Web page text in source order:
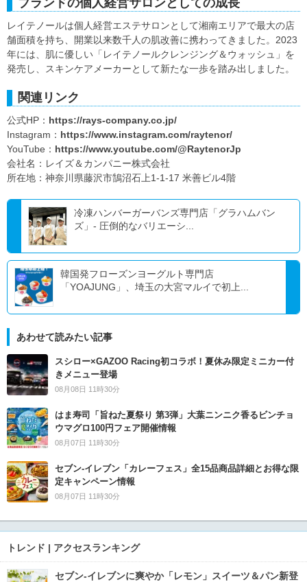
レイテノールは個人経営エステサロンとして湘南エリアで最大の店
舗面積を持ち、開業以来数千人の肌改善に携わってきました。2023
年には、肌に優しい「レイテノールクレンジング＆ウォッシュ」を
発売し、スキンケアメーカーとして新たな一歩を踏み出しました。
関連リンク
公式HP： https://rays-company.co.jp/
Instagram： https://www.instagram.com/raytenor/
YouTube： https://www.youtube.com/@RaytenorJp
会社名：レイズ＆カンパニー株式会社
所在地：神奈川県藤沢市鵠沼石上1-1-17 米善ビル4階
冷凍ハンバーガーバンズ専門店「グラハムバン
ズ」- 圧倒的なバリエーシ...
韓国発フローズンヨーグルト専門店
「YOAJUNG」、埼玉の大宮マルイで初上...
あわせて読みたい記事
スシロー×GAZOO Racing初コラボ！夏休み限定ミニカー付
きメニュー登場
08月08日 11時30分
はま寿司「旨ねた夏祭り 第3弾」大葉ニンニク香るビンチョ
ウマグロ100円フェア開催情報
08月07日 11時30分
セブン‐イレブン「カレーフェス」全15品商品詳細とお得な限
定キャンペーン情報
08月07日 11時30分
トレンド | アクセスランキング
セブン‐イレブンに爽やか「レモン」スイーツ＆パン新登